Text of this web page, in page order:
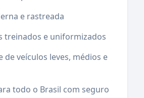
e rastreada
treinados e uniformizados
de veículos leves, médios e
todo o Brasil com seguro